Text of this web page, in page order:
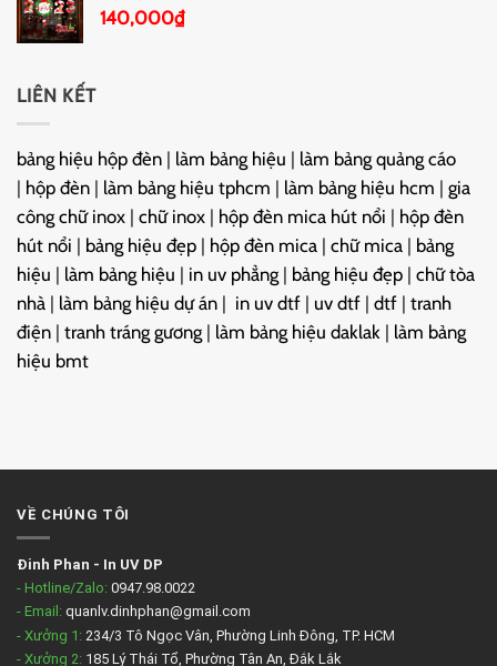
140,000₫
LIÊN KẾT
bảng hiệu hộp đèn | làm bảng hiệu | làm bảng quảng cáo
| hộp đèn | làm bảng hiệu tphcm | làm bảng hiệu hcm | gia
công chữ inox | chữ inox | hộp đèn mica hút nổi | hộp đèn
hút nổi | bảng hiệu đẹp | hộp đèn mica | chữ mica | bảng
hiệu | làm bảng hiệu | in uv phẳng | bảng hiệu đẹp | chữ tòa
nhà | làm bảng hiệu dự án | in uv dtf | uv dtf | dtf | tranh
điện | tranh tráng gương | làm bảng hiệu daklak | làm bảng
hiệu bmt
VỀ CHÚNG TÔI
Đinh Phan - In UV DP
- Hotline/Zalo: 0947.98.0022
- Email: quanlv.dinhphan@gmail.com
- Xưởng 1: 234/3 Tô Ngọc Vân, Phường Linh Đông, TP. HCM
- Xưởng 2: 185 Lý Thái Tổ, Phường Tân An, Đắk Lắk